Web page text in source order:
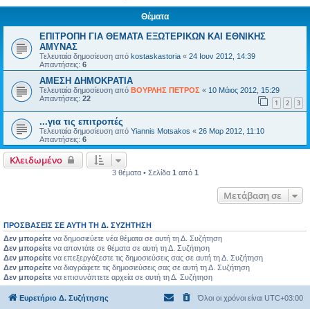
Θέματα
ΕΠΙΤΡΟΠΗ ΓΙΑ ΘΕΜΑΤΑ ΕΞΩΤΕΡΙΚΩΝ ΚΑΙ ΕΘΝΙΚΗΣ
ΑΜΥΝΑΣ
Τελευταία δημοσίευση από kostaskastoria « 24 Ιουν 2012, 14:39
Απαντήσεις: 6
ΑΜΕΣΗ ΔΗΜΟΚΡΑΤΙΑ
Τελευταία δημοσίευση από ΒΟΥΡΛΗΣ ΠΕΤΡΟΣ « 10 Μάιος 2012, 15:29
Απαντήσεις: 22 1 2 3
...για τις επιτροπές
Τελευταία δημοσίευση από Yiannis Motsakos « 26 Μαρ 2012, 11:10
Απαντήσεις: 6
Κλειδωμένο
3 θέματα • Σελίδα 1 από 1
Μετάβαση σε
ΠΡΟΣΒΆΣΕΙΣ ΣΕ ΑΥΤΉ ΤΗ Δ. ΣΥΖΉΤΗΣΗ
Δεν μπορείτε να δημοσιεύετε νέα θέματα σε αυτή τη Δ. Συζήτηση
Δεν μπορείτε να απαντάτε σε θέματα σε αυτή τη Δ. Συζήτηση
Δεν μπορείτε να επεξεργάζεστε τις δημοσιεύσεις σας σε αυτή τη Δ. Συζήτηση
Δεν μπορείτε να διαγράφετε τις δημοσιεύσεις σας σε αυτή τη Δ. Συζήτηση
Δεν μπορείτε να επισυνάπτετε αρχεία σε αυτή τη Δ. Συζήτηση
Ευρετήριο Δ. Συζήτησης Όλοι οι χρόνοι είναι UTC+03:00